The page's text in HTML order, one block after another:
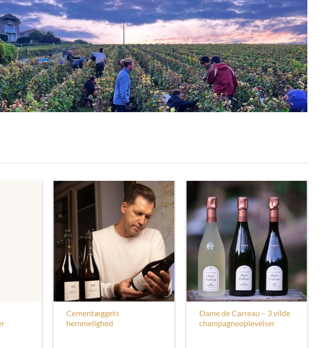
Cementæggets
hemmelighed
Dame de Carreau – 3 vilde
champagneoplevelser